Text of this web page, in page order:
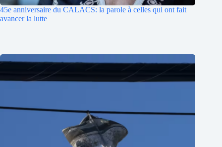
45e anniversaire du CALACS: la parole à celles qui ont fait
avancer la lutte